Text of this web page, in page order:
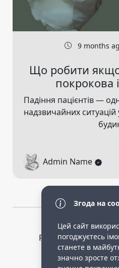
9 months
Що робити
покрокова
Падіння пацієнтів —
надзвичайних
Admin Name
Privacy Policy
Робота
Згода на
Цей сайт
погоджуєтесь
станете в
значно зросте